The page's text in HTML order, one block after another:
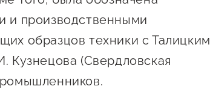
и производственными
образцов техники с Талицким
Кузнецова (Свердловская